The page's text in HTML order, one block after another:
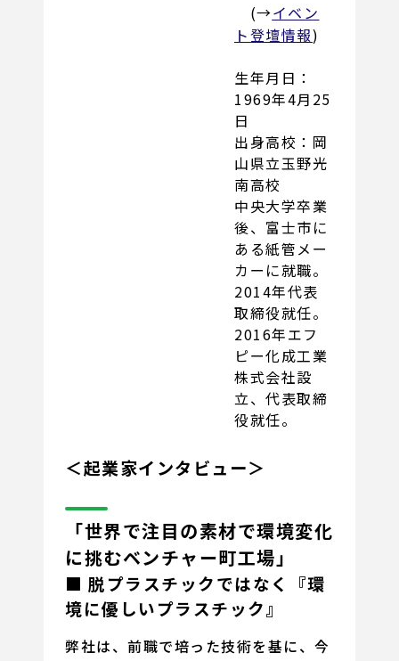
(→イベン
ト登壇情報)
生年月日：
1969年4月25
日
出身高校：岡
山県立玉野光
南高校
中央大学卒業
後、富士市に
ある紙管メー
カーに就職。
2014年代表
取締役就任。
2016年エフ
ピー化成工業
株式会社設
立、代表取締
役就任。
＜起業家インタビュー＞
「世界で注目の素材で環境変化
に挑むベンチャー町工場」
■ 脱プラスチックではなく『環
境に優しいプラスチック』
弊社は、前職で培った技術を基に、今